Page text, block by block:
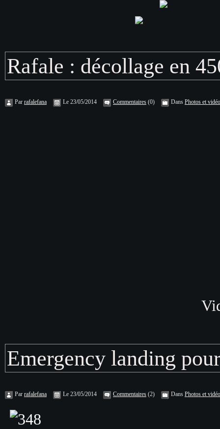
Rafale : décollage en
Par rafalefana Le 23/05/2014 Commentaires (0) Dans Photos et
Emergency landing
Par rafalefana Le 23/05/2014 Commentaires (2) Dans Photos et